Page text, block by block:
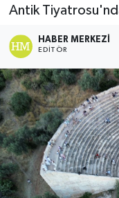
Antik
HABER MERKEZI
EDITÖR